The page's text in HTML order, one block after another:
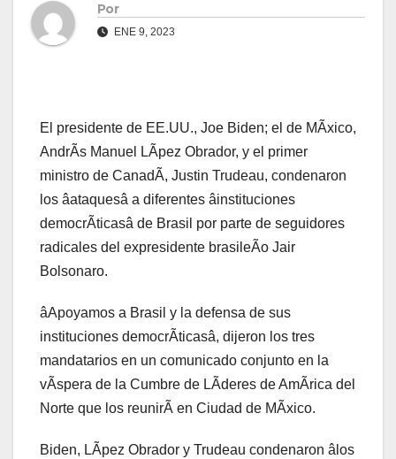
Por
ENE 9, 2023
El presidente de EE.UU., Joe Biden; el de MÃxico,
AndrÃs Manuel LÃpez Obrador, y el primer
ministro de CanadÃ, Justin Trudeau, condenaron
los âataquesâ a diferentes âinstituciones
democrÃticasâ de Brasil por parte de seguidores
radicales del expresidente brasileÃo Jair
Bolsonaro.
âApoyamos a Brasil y la defensa de sus
instituciones democrÃticasâ, dijeron los tres
mandatarios en un comunicado conjunto en la
vÃspera de la Cumbre de LÃderes de AmÃrica del
Norte que los reunirÃ en Ciudad de MÃxico.
Biden, LÃpez Obrador y Trudeau condenaron âlos